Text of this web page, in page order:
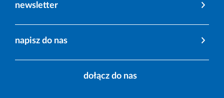
newsletter
napisz do nas
dołącz do nas